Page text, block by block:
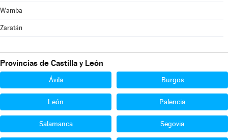
Wamba
Zaratán
Provincias de Castilla y León
Ávila Burgos
León Palencia
Salamanca Segovia